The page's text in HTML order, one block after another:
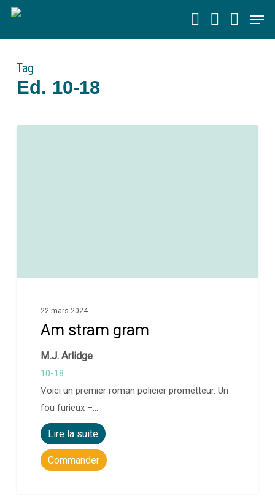
Skip
main
Tag
Ed. 10-18
22 mars 2024
Am stram gram
M.J. Arlidge
10-18
Voici un premier roman policier prometteur. Un
fou furieux –…
Lire la suite
Commander